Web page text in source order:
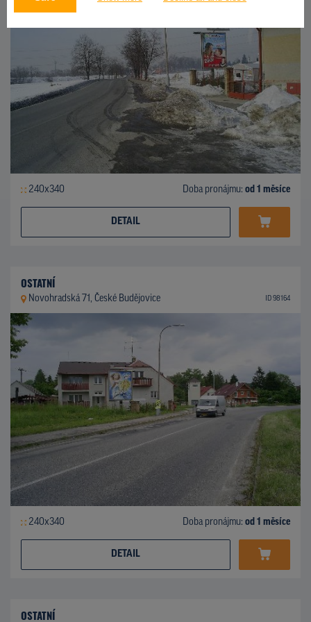
240x340 Doba pronájmu: od 1 měsíce
DETAIL
OSTATNÍ
Novohradská 71, České Budějovice ID 98164
240x340 Doba pronájmu: od 1 měsíce
DETAIL
OSTATNÍ